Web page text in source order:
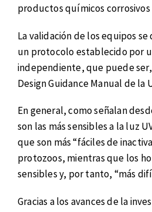
productos químicos corrosivos
La validación de los equipos
un protocolo establecido por
independiente, que puede
Design Guidance Manual de la
En general, como señalan
son las más sensibles a la luz
que son más “fáciles de
protozoos, mientras que los
sensibles y, por tanto, “más
Gracias a los avances de la